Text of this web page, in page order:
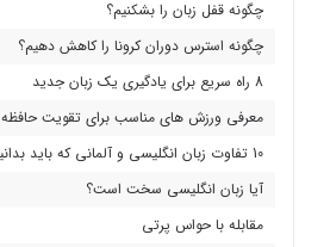
چگونه قفل زبان را بشکنیم؟
چگونه استرس دوران کرونا را کاهش دهیم؟
8 راه سریع برای یادگیری یک زبان جدید
معرفی ورزش های مناسب برای تقویت حافظه
10 تفاوت زبان انگلیسی و آلمانی که باید بدانید!
آیا زبان انگلیسی سخت است؟
مقابله با حواس پرتی